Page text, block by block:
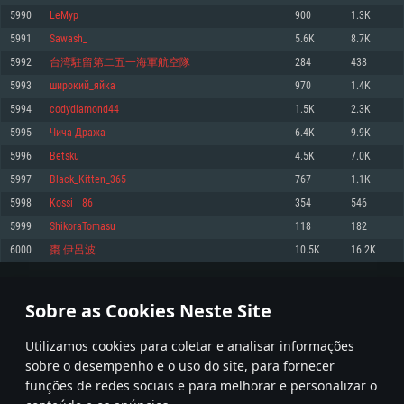
Sobre as Cookies Neste Site
Utilizamos cookies para coletar e analisar informações
sobre o desempenho e o uso do site, para fornecer
funções de redes sociais e para melhorar e personalizar o
Memória: 4GB
Placa Gráfica: Placa com DirectX 11: AMD Radeon 77XX / NVIDIA GeForce
GTX 660. Resolução mínima suportada: 720p
Network: Internet de banda larga.
Disco: 23,1 GB
Recomendado
superior, Radeon RX 570 ou superior
Disco: 75,9 GB
Memória: 6 GB
Placa Gráfica: Intel Iris Pro 5200 (Mac), equivalentes AMD/Nvidia para Mac.
Resolução mínima suportada: 720p com suporte Metal.
Network: Internet de banda larga.
Disco: 21,5 GB
Recomendado
Network: Internet de banda larga.
Memória: 4 GB
Placa Gráfica: NVIDIA 660 com os drivers mais recentes (não mais de 6
meses) / equivalentes AMD com os drivers mais recentes com suporte
Vulkan (não mais de 6 meses); Resolução mínima suportada: 720p.
Network: Internet de banda larga.
Disco: 21,5 GB
Recomendado
Sistema Operativo: Ubuntu 20.04 64bit
Processador: Intel Core i7
Memória: 16 GB
Placa Gráfica: NVIDIA 1060 com os drivers mais recentes (não mais de 6
meses) / equivalentes AMD (Radeon RX 570) com os drivers mais recentes
Network: Internet de banda larga.
5990 LeMyp 900 1.3K
5991 Sawash_ 5.6K 8.7K
5992 台湾駐留第二五一海軍航空隊 284 438
5993 широкий_яйка 970 1.4K
5994 codydiamond44 1.5K 2.3K
5995 Чича Дража 6.4K 9.9K
5996 Betsku 4.5K 7.0K
5997 Black_Kitten_365 767 1.1K
5998 Kossi__86 354 546
5999 ShikoraTomasu 118 182
6000 棗 伊呂波 10.5K 16.2K